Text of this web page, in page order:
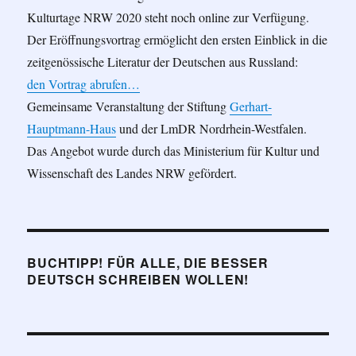
Kulturtage NRW 2020 steht noch online zur Verfügung.
Der Eröffnungsvortrag ermöglicht den ersten Einblick in die
zeitgenössische Literatur der Deutschen aus Russland:
den Vortrag abrufen…
Gemeinsame Veranstaltung der StiftungGerhart-
Hauptmann-Hausund der LmDR Nordrhein-Westfalen.
Das Angebot wurde durch das Ministerium für Kultur und
Wissenschaft des Landes NRW gefördert.
BUCHTIPP! FÜR ALLE, DIE BESSER
DEUTSCH SCHREIBEN WOLLEN!